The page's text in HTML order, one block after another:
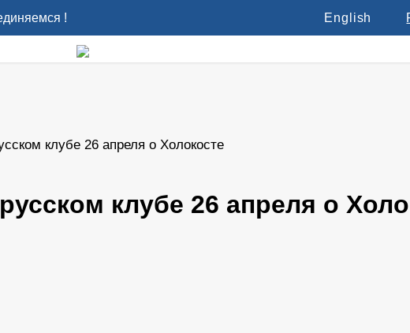
! English
клубе 26 апреля о Холокосте
клубе 26 апреля о